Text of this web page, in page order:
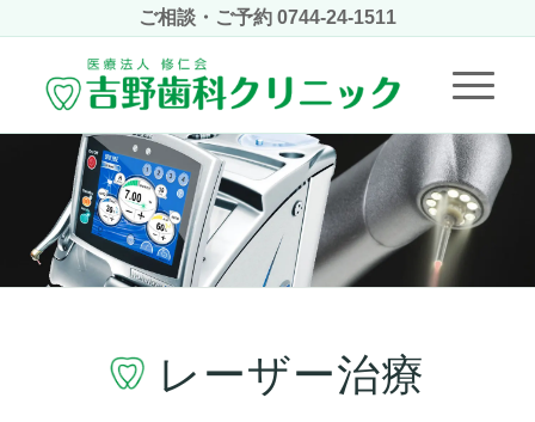
ご相談・ご予約 0744-24-1511
レーザー治療